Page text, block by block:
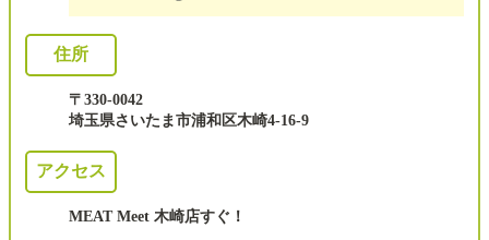
住所
〒330-0042
埼玉県さいたま市浦和区木崎4-16-9
アクセス
MEAT Meet 木崎店すぐ！